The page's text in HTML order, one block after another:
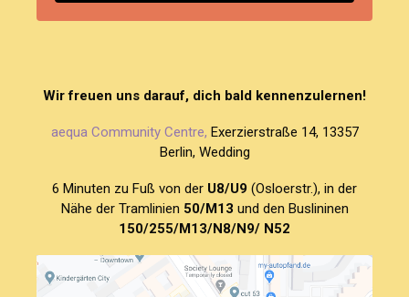
Wir freuen uns darauf, dich bald kennenzulernen!
aequa Community Centre, Exerzierstraße 14, 13357
Berlin, Wedding
6 Minuten zu Fuß von der U8/U9 (Osloerstr.), in der
Nähe der Tramlinien 50/M13 und den Buslininen
150/255/M13/N8/N9/ N52